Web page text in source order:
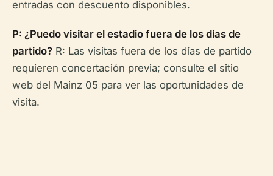
entradas con descuento disponibles.
P: ¿Puedo visitar el estadio fuera de los días de
partido? R: Las visitas fuera de los días de partido
requieren concertación previa; consulte el sitio
web del Mainz 05 para ver las oportunidades de
visita.